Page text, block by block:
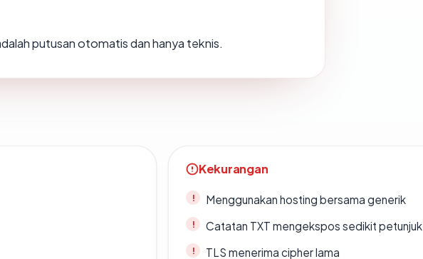
putusan otomatis dan hanya teknis.
Kekurangan
Menggunakan hosting bersama generik
Catatan TXT mengekspos sedikit petunjuk
TLS menerima cipher lama